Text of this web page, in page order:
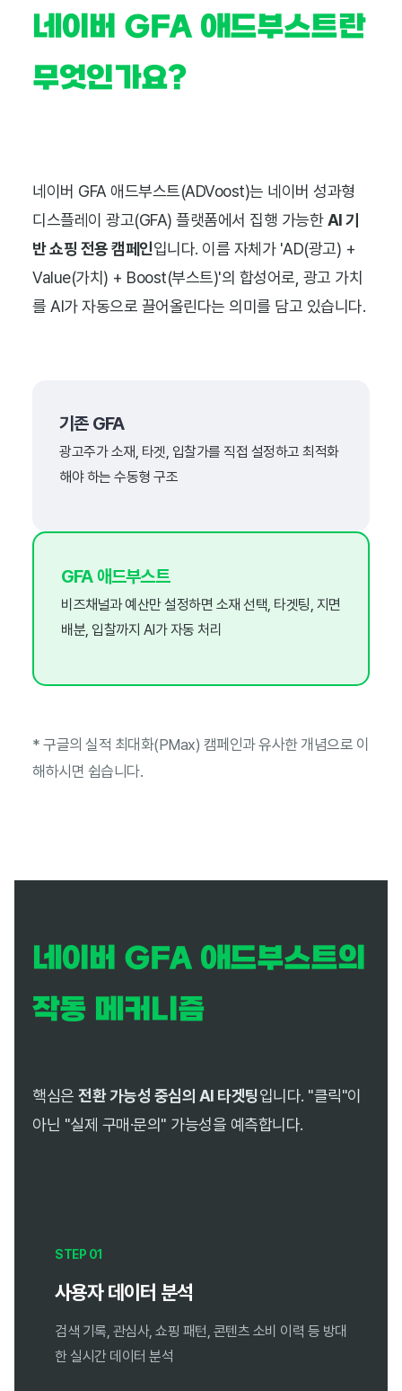
네이버 GFA 애드부스트란
무엇인가요?
네이버 GFA 애드부스트(ADVoost)는 네이버 성과형
디스플레이 광고(GFA) 플랫폼에서 집행 가능한AI 기
반 쇼핑 전용 캠페인입니다. 이름 자체가 'AD(광고) +
Value(가치) + Boost(부스트)'의 합성어로, 광고 가치
를 AI가 자동으로 끌어올린다는 의미를 담고 있습니다.
기존 GFA
광고주가 소재, 타겟, 입찰가를 직접 설정하고 최적화
해야 하는 수동형 구조
GFA 애드부스트
비즈채널과 예산만 설정하면 소재 선택, 타겟팅, 지면
배분, 입찰까지 AI가 자동 처리
* 구글의 실적 최대화(PMax) 캠페인과 유사한 개념으로 이
해하시면 쉽습니다.
네이버 GFA 애드부스트의
작동 메커니즘
핵심은 전환 가능성 중심의 AI 타겟팅입니다. "클릭"이
아닌 "실제 구매·문의" 가능성을 예측합니다.
STEP 01
사용자 데이터 분석
검색 기록, 관심사, 쇼핑 패턴, 콘텐츠 소비 이력 등 방대
한 실시간 데이터 분석